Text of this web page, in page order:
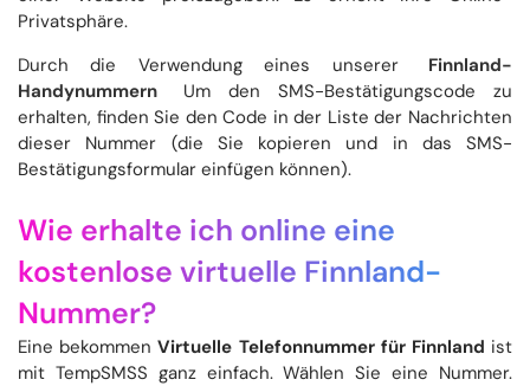
Privatsphäre.
Durch die Verwendung eines unserer
Finnland-
Handynummern
Um den SMS-Bestätigungscode zu
erhalten, finden Sie den Code in der Liste der Nachrichten
dieser Nummer (die Sie kopieren und in das SMS-
Bestätigungsformular einfügen können).
Wie erhalte ich online eine
kostenlose virtuelle Finnland-
Nummer?
Eine bekommenVirtuelle Telefonnummer für Finnland ist
mit TempSMSS ganz einfach. Wählen Sie eine Nummer.